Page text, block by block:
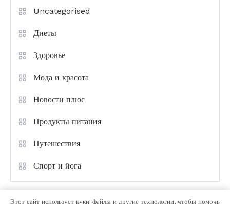
Uncategorised
Диеты
Здоровье
Мода и красота
Новости плюс
Продукты питания
Путешествия
Спорт и йога
Этот сайт использует куки-файлы и другие технологии, чтобы помочь